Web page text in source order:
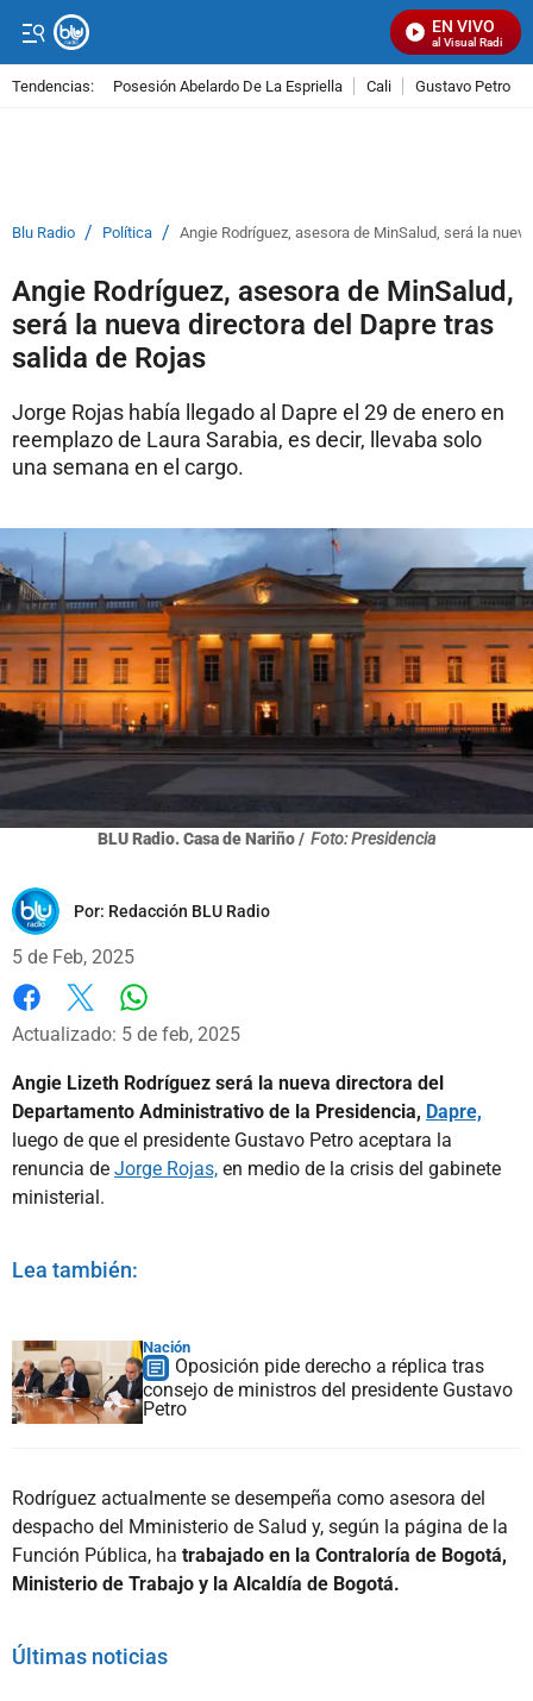
EN VIVO
Señal Visual Radio
Tendencias: Posesión Abelardo De La Espriella Cali Gustavo Petro
Blu Radio / Política / Angie Rodríguez, asesora de MinSalud, será la
Angie Rodríguez, asesora de MinSalud,
será la nueva directora del Dapre tras
salida de Rojas
Jorge Rojas había llegado al Dapre el 29 de enero en
reemplazo de Laura Sarabia, es decir, llevaba solo
una semana en el cargo.
BLU Radio. Casa de Nariño / Foto: Presidencia
Por: Redacción BLU Radio
5 de Feb, 2025
Facebook
X
Actualizado: 5 de feb, 2025
Angie Lizeth Rodríguez será la nueva directora del
Departamento Administrativo de la Presidencia, Dapre,
luego de que el presidente Gustavo Petro aceptara la
renuncia de Jorge Rojas, en medio de la crisis del gabinete
ministerial.
Lea también:
Nación
Oposición pide derecho a réplica tras
consejo de ministros del presidente Gustavo
Petro
Rodríguez actualmente se desempeña como asesora del
despacho del Mministerio de Salud y, según la página de la
Función Pública, ha trabajado en la Contraloría de Bogotá,
Ministerio de Trabajo y la Alcaldía de Bogotá.
Últimas noticias